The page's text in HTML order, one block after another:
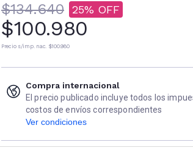
$134.640 25
$100.980
Precio s/imp. nac. $100.980
Compra internacional
El precio publicado incluye todos los
costos de envíos correspondientes
Ver condiciones